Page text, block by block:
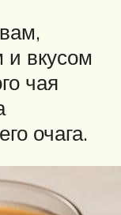
и вкусом
чая
очага.